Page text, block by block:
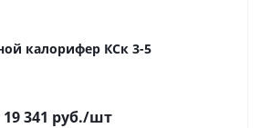
калорифер КСк 3-5
19 341 руб./шт